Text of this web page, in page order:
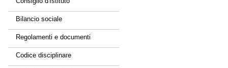
Bilancio sociale
Regolamenti e documenti
Codice disciplinare